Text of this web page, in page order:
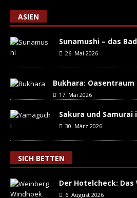
ASIEN
Sunamushi – das
26. Mai 2026
Bukhara:
17. Mai 2026
Sakura und Samurai
30. März 2026
SICH BETTEN
Der Hotelcheck:
6. August 2026